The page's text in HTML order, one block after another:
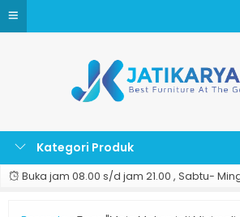
Kategori Produk
Buka jam 08.00 s/d jam 21.00 , Sabtu-